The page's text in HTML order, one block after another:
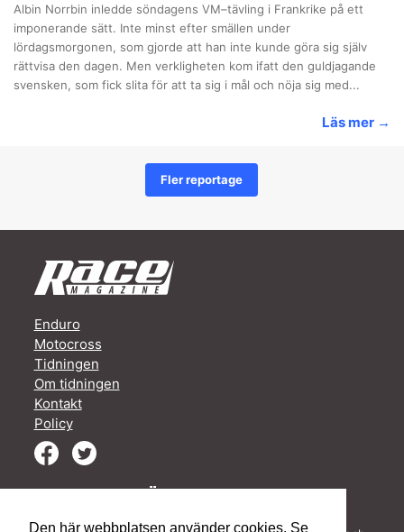
Den här webbplatsen använder cookies. Se
Albin Norrbin inledde söndagens VM–tävling i Frankrike på ett
imponerande sätt. Inte minst efter smällen under
lördagsmorgonen, som gjorde att han inte kunde göra sig själv
rättvisa den dagen. Men verkligheten kom ifatt den guldjagande
svensken, som fick slita för att ta sig i mål och nöja sig med...
Läs mer →
Fler reportage
Enduro
Motocross
Tidningen
Om tidningen
Kontakt
Policy
MARKNADSFÖR ER I RACE!